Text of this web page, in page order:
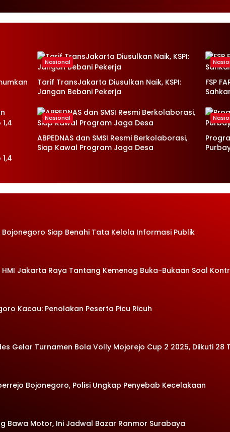
Desa Kesongo
Desa Kesongo
Nasional
Tarif TransJakarta Diusulkan Naik, KSPI:
Jangan Bebani Pekerja
FSP
Nasional
ABPEDNAS dan SMSI Resmi Berkolaborasi,
Siap Kawal Program Jaga Desa
Bojonegoro Siap Benahi Tata Kelola Informasi Publik
HMI Jakarta Raya Tantang Kemenag Buka-Bukaan Soal
Kacau: Penolakan Peserta Picu Ricuh
Gelar Turnamen Bola Volly Mojorejo Cup 2 2025, Diikuti 28
Bojonegoro, Polisi Ungkap Penyebab Kecelakaan
Bawa Motor, Ini Jadwal Bazar Ranmor Surabaya